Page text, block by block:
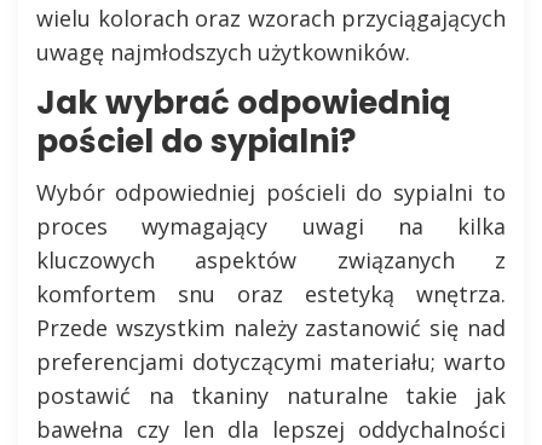
wielu kolorach oraz wzorach przyciągających
uwagę najmłodszych użytkowników.
Jak wybrać odpowiednią
pościel do sypialni?
Wybór odpowiedniej pościeli do sypialni to
proces wymagający uwagi na kilka
kluczowych aspektów związanych z
komfortem snu oraz estetyką wnętrza.
Przede wszystkim należy zastanowić się nad
preferencjami dotyczącymi materiału; warto
postawić na tkaniny naturalne takie jak
bawełna czy len dla lepszej oddychalności